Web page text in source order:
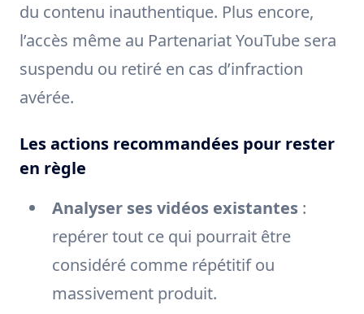
du contenu inauthentique. Plus encore,
l’accès même au Partenariat YouTube sera
suspendu ou retiré en cas d’infraction
avérée.
Les actions recommandées pour rester
en règle
Analyser ses vidéos existantes :
repérer tout ce qui pourrait être
considéré comme répétitif ou
massivement produit.